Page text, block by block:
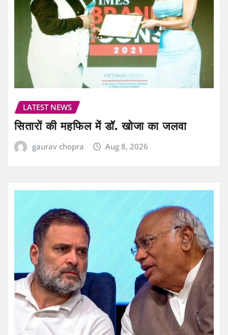
LATEST NEWS
सितारों की महफिल में डॉ. खोजा का जलवा
gaurav chopra Aug 8, 2026